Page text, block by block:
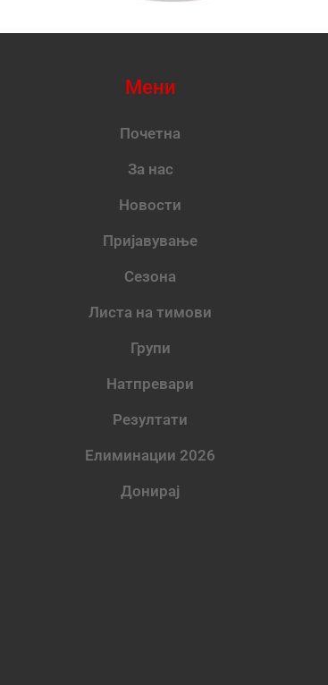
Мени
Почетна
За нас
Новости
Пријавување
Сезона
Листа на тимови
Групи
Натпревари
Резултати
Елиминации 2026
Донирај